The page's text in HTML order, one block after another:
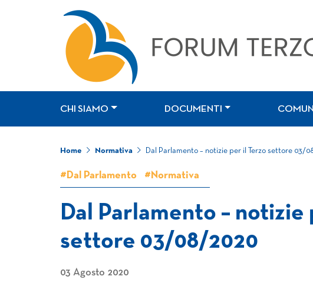
CHI SIAMO DOCUMENTI
Home Normativa Dal Parlamento – notizie per il Terzo settore 03/
#Dal Parlamento #Normativa
Dal Parlamento – notizie
settore 03/08/2020
03 Agosto 2020